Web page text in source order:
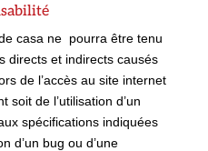
casa ne pourra être tenu
directs et indirects causés
de l’accès au site internet
soit de l’utilisation d’un
spécifications indiquées
d’un bug ou d’une